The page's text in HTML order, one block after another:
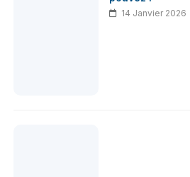
14 Janvier 2026